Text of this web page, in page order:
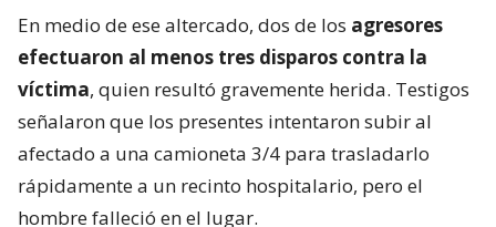
En medio de ese altercado, dos de los agresores
efectuaron al menos tres disparos contra la
víctima, quien resultó gravemente herida. Testigos
señalaron que los presentes intentaron subir al
afectado a una camioneta 3/4 para trasladarlo
rápidamente a un recinto hospitalario, pero el
hombre falleció en el lugar.